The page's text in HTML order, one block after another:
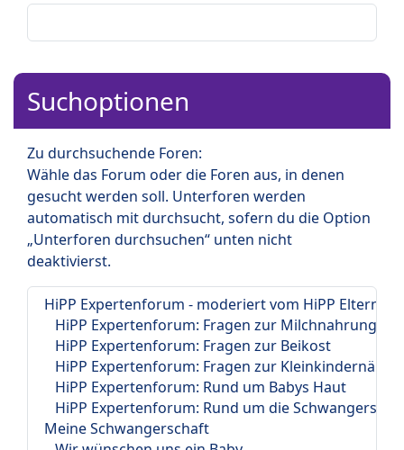
Suchoptionen
Zu durchsuchende Foren:
Wähle das Forum oder die Foren aus, in denen
gesucht werden soll. Unterforen werden
automatisch mit durchsucht, sofern du die Option
„Unterforen durchsuchen“ unten nicht
deaktivierst.